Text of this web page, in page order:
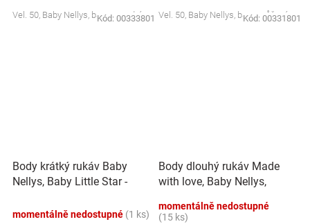
Vel. 50, Baby Nellys, barva: modrá
Kód: 00333801 Vel. 50, Baby Nellys, barva: růžová
Kód: 00331801
Body krátký rukáv Baby
Nellys, Baby Little Star -
momentálně nedostupné (1 ks)
Body dlouhý rukáv Made
with love, Baby Nellys,
momentálně nedostupné
(15 ks)